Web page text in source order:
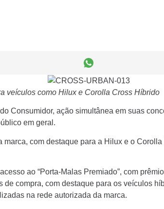
veículos como Hilux e Corolla Cross Híbrido
Consumidor, ação simultânea em suas
em geral.
com destaque para a Hilux e o
ao “Porta-Malas Premiado”, com
compra, com destaque para os veículos
na rede autorizada da marca.